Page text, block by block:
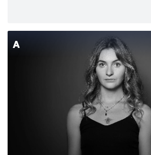
A